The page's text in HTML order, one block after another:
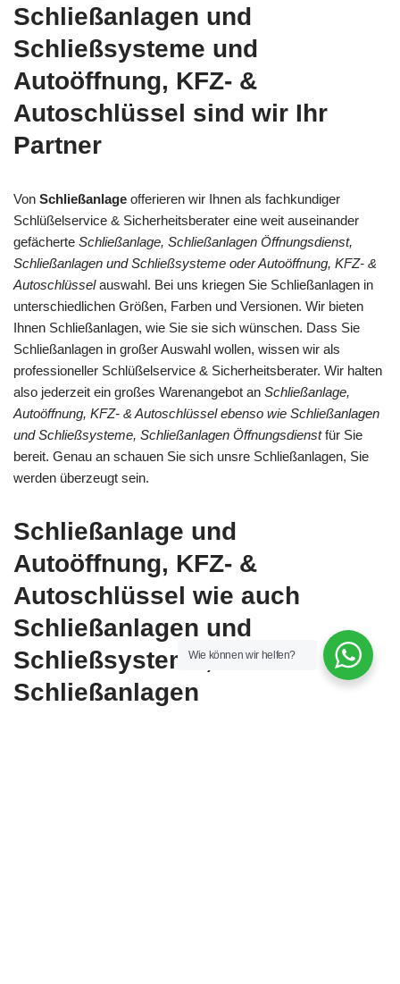
Schließanlagen und
Schließsysteme und
Autoöffnung, KFZ- &
Autoschlüssel sind wir Ihr
Partner
Von Schließanlage offerieren wir Ihnen als fachkundiger
Schlüßelservice & Sicherheitsberater eine weit auseinander
gefächerte Schließanlage, Schließanlagen Öffnungsdienst,
Schließanlagen und Schließsysteme oder Autoöffnung, KFZ- &
Autoschlüsselauswahl. Bei uns kriegen Sie Schließanlagen in
unterschiedlichen Größen, Farben und Versionen. Wir bieten
Ihnen Schließanlagen, wie Sie sie sich wünschen. Dass Sie
Schließanlagen in großer Auswahl wollen, wissen wir als
professioneller Schlüßelservice & Sicherheitsberater. Wir halten
also jederzeit ein großes Warenangebot an Schließanlage,
Autoöffnung, KFZ- & Autoschlüssel ebenso wie Schließanlagen
und Schließsysteme, Schließanlagen Öffnungsdienstfür Sie
bereit. Genau an schauen Sie sich unsre Schließanlagen, Sie
werden überzeugt sein.
Schließanlage und
Autoöffnung, KFZ- &
Autoschlüssel wie auch
Schließanlagen und
Schließsysteme,
Schließanlagen
Wie können wir helfen?